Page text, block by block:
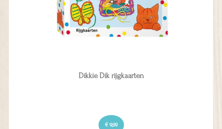
Dikkie Dik rijgkaarten
€ 9,99